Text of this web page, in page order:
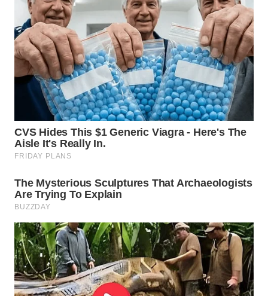
MADURA
WN
SURABAYA
WN
NATUNA
BINTAN
MANDALIKA
LIKUPANG
WN
LABUANBAJO